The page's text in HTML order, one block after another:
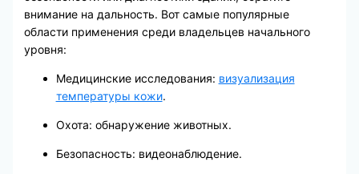
внимание на дальность. Вот самые популярные
области применения среди владельцев начального
уровня:
Медицинские исследования: визуализация
температуры кожи.
Охота: обнаружение животных.
Безопасность: видеонаблюдение.